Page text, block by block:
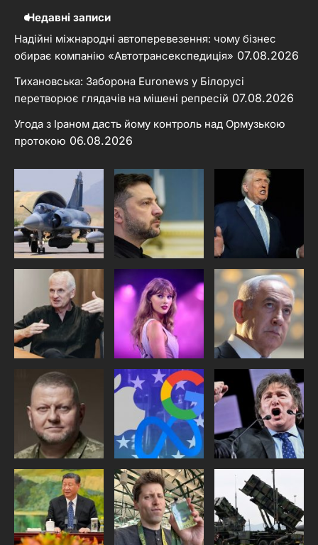
Недавні записи
Надійні міжнародні автоперевезення: чому бізнес
обирає компанію «Автотрансекспедиція» 07.08.2026
Тихановська: Заборона Euronews у Білорусі
перетворює глядачів на мішені репресій 07.08.2026
Угода з Іраном дасть йому контроль над Ормузькою
протокою 06.08.2026